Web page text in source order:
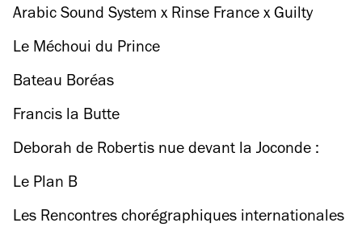
Opportune
Arabic Sound System x Rinse France x Guilty
Dogs
Le Méchoui du Prince
Bateau Boréas
Francis la Butte
Deborah de Robertis nue devant la Joconde :
l'art du scandale
Le Plan B
Les Rencontres chorégraphiques internationales